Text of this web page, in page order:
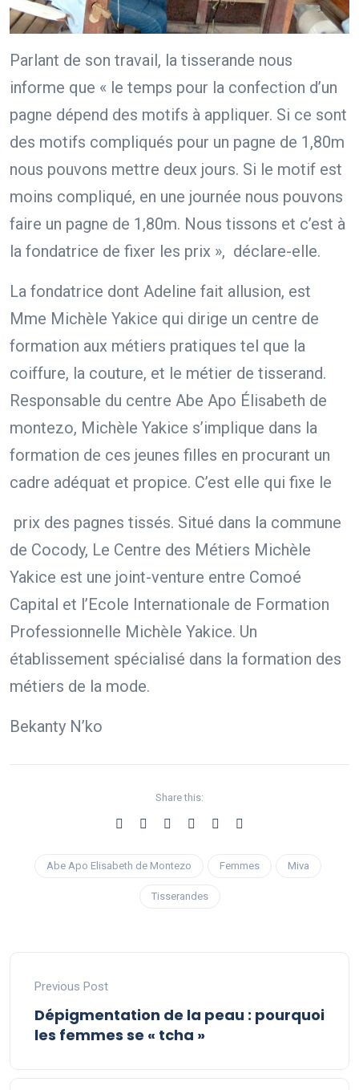
Parlant de son travail, la tisserande nous
informe que « le temps pour la confection d’un
pagne dépend des motifs à appliquer. Si ce sont
des motifs compliqués pour un pagne de 1,80m
nous pouvons mettre deux jours. Si le motif est
moins compliqué, en une journée nous pouvons
faire un pagne de 1,80m. Nous tissons et c’est à
la fondatrice de fixer les prix », déclare-elle.
La fondatrice dont Adeline fait allusion, est
Mme Michèle Yakice qui dirige un centre de
formation aux métiers pratiques tel que la
coiffure, la couture, et le métier de tisserand.
Responsable du centre Abe Apo Élisabeth de
montezo, Michèle Yakice s’implique dans la
formation de ces jeunes filles en procurant un
cadre adéquat et propice. C’est elle qui fixe le
prix des pagnes tissés. Situé dans la commune
de Cocody, Le Centre des Métiers Michèle
Yakice est une joint-venture entre Comoé
Capital et l’Ecole Internationale de Formation
Professionnelle Michèle Yakice. Un
établissement spécialisé dans la formation des
métiers de la mode.
Bekanty N’ko
Share this:
Abe Apo Elisabeth de Montezo Femmes Miva
Tisserandes
Previous Post
Dépigmentation de la peau : pourquoi
les femmes se « tcha »